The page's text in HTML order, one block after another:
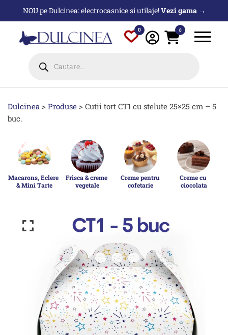
conținut
NOU pe Dulcinea: electrocasnice si utilaje!Vezi gama →
0 0
search
Dulcinea > Produse > Cutii tort CT1 cu stelute 25×25 cm – 5
buc.
Macarons, Eclere
& Mini Tarte
Frisca & creme
vegetale
Creme pentru
cofetarie
Creme cu
ciocolata